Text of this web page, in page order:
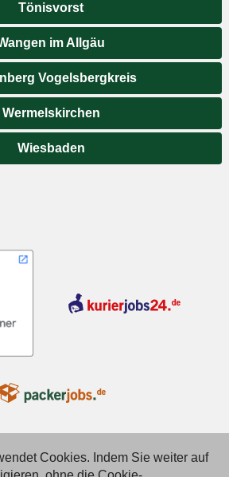
Tönisvorst
im Allgäu
Vogelsbergkreis
Wermelskirchen
Wiesbaden
GmbH
Cookies. Indem Sie weiter auf